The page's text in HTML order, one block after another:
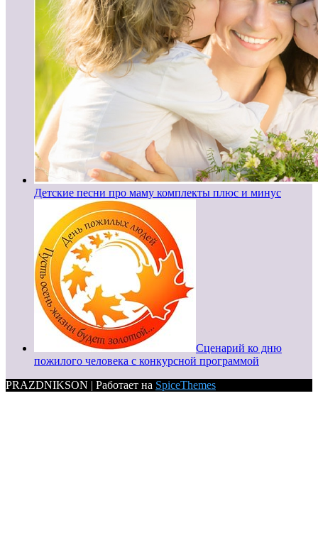
Детские песни про маму комплекты плюс и минус
Сценарий ко дню
пожилого человека с конкурсной программой
PRAZDNIKSON | Работает на SpiceThemes